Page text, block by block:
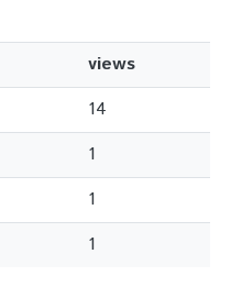
views
14
1
1
1